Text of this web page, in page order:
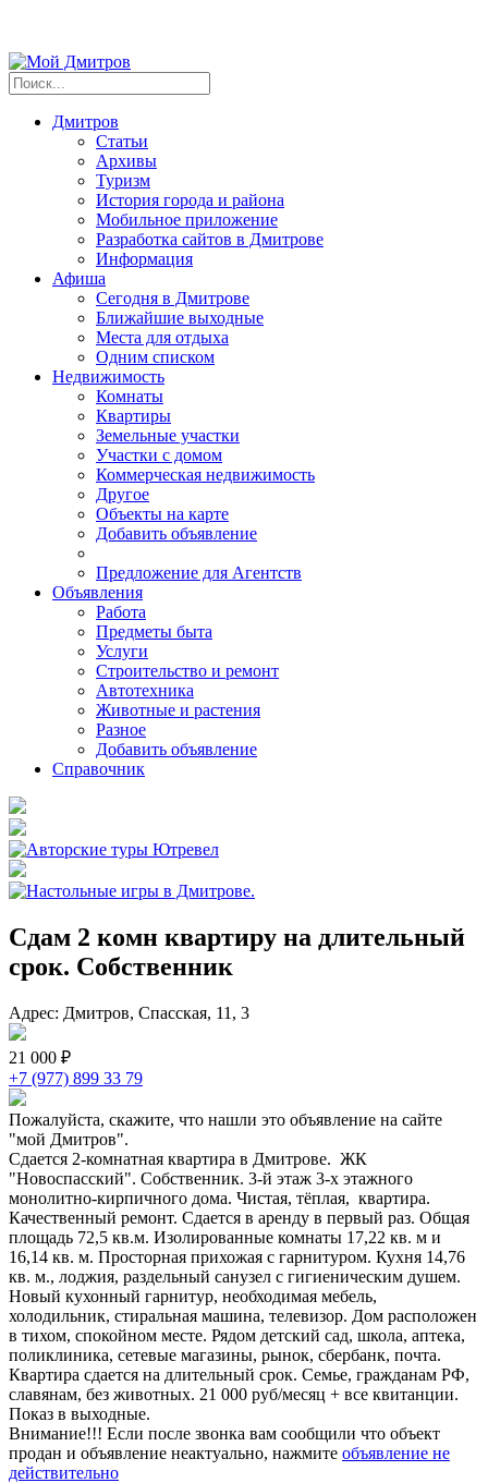
Дмитров
Статьи
Архивы
Туризм
История города и района
Мобильное приложение
Разработка сайтов в Дмитрове
Информация
Афиша
Сегодня в Дмитрове
Ближайшие выходные
Места для отдыха
Одним списком
Недвижимость
Комнаты
Квартиры
Земельные участки
Участки с домом
Коммерческая недвижимость
Другое
Объекты на карте
Добавить объявление
Предложение для Агентств
Объявления
Работа
Предметы быта
Услуги
Строительство и ремонт
Автотехника
Животные и растения
Разное
Добавить объявление
Справочник
Сдам 2 комн квартиру на длительный
срок. Собственник
Адрес: Дмитров, Спасская, 11, 3
21 000 ₽
+7 (977) 899 33 79
Пожалуйста, скажите, что нашли это объявление на сайте
"мой Дмитров".
Сдается 2-комнатная квартира в Дмитрове. ЖК
"Новоспасский". Собственник. 3-й этаж 3-х этажного
монолитно-кирпичного дома. Чистая, тёплая, квартира.
Качественный ремонт. Сдается в аренду в первый раз. Общая
площадь 72,5 кв.м. Изолированные комнаты 17,22 кв. м и
16,14 кв. м. Просторная прихожая с гарнитуром. Кухня 14,76
кв. м., лоджия, раздельный санузел с гигиеническим душем.
Новый кухонный гарнитур, необходимая мебель,
холодильник, стиральная машина, телевизор. Дом расположен
в тихом, спокойном месте. Рядом детский сад, школа, аптека,
поликлиника, сетевые магазины, рынок, сбербанк, почта.
Квартира сдается на длительный срок. Семье, гражданам РФ,
славянам, без животных. 21 000 руб/месяц + все квитанции.
Показ в выходные.
Внимание!!! Если после звонка вам сообщили что объект
продан и объявление неактуально, нажмите объявление не
действительно